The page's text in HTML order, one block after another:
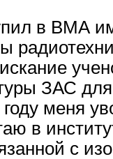
в ВМА
ЗАС
году меня
в
с